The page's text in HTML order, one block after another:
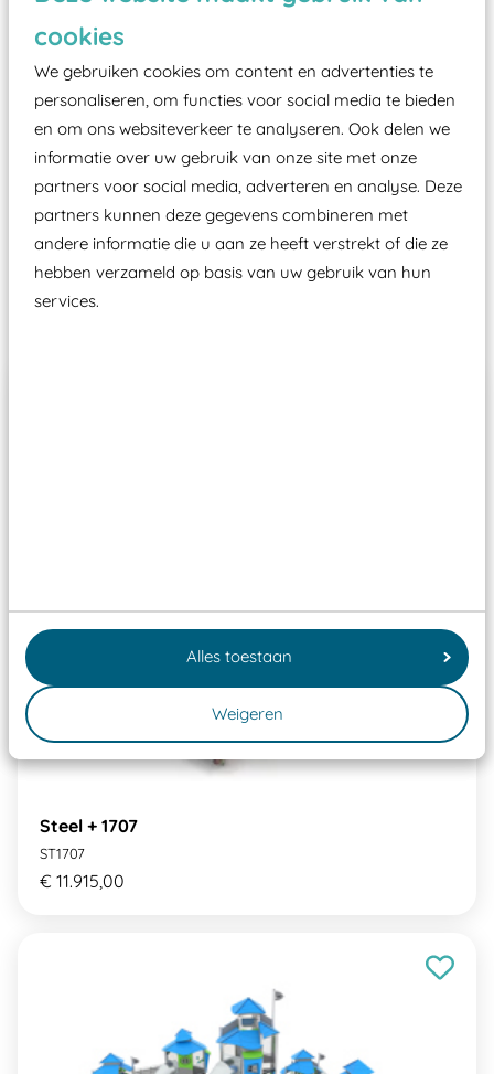
cookies
We gebruiken cookies om content en advertenties te
personaliseren, om functies voor social media te bieden
en om ons websiteverkeer te analyseren. Ook delen we
informatie over uw gebruik van onze site met onze
partners voor social media, adverteren en analyse. Deze
partners kunnen deze gegevens combineren met
andere informatie die u aan ze heeft verstrekt of die ze
hebben verzameld op basis van uw gebruik van hun
services.
Alles toestaan
Weigeren
Elk speeltoestel in de openbare ruimte voorzien
moet zijn van een typekeuring, -plaatje en
certificering, uitgegeven door een Nederlands
aangewezen keuringsinstantie?
Wij ook speeltoestellen kunnen laten keuren zodat
ze toch binnen het Warenwetbesluit Attractie- en
Speeltoestellen vallen?
Past er goed bij
Steel + 1707
ST1707
€ 11.915,00